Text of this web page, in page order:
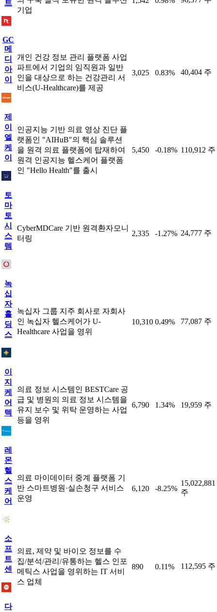
트
기업
GC
메
디
아
이
개인 건강 정보 관리 플랫폼 사업
파트에서 기업의 임직원과 일반
인을 대상으로 하는 건강관리 서
비스(U-Healthcare)를 제공
3,025 0.83% 40,404 주
제
이
엘
케
이
인공지능 기반 의료 영상 진단 플
랫폼인 "AIHuB"의 핵심 솔루션
을 원격 의료 플랫폼에 탑재하여
원격 인공지능 헬스케어 플랫폼
인 "Hello Health"를 출시
5,450 -0.18% 110,912 주
토
마
토
시
스
템
CyberMDCare 기반 원격환자모니
터링
2,335 -1.27% 24,777 주
녹
십
자
홀
딩
스
녹십자 그룹 지주 회사로 자회사
인 녹십자 헬스케어가 U-
Healthcare 사업을 영위
10,310 0.49% 77,087 주
이
지
케
어
텍
의료 정보 시스템인 BESTCare 공
급 및 병원의 의료 정보 시스템을
유지 보수 및 위탁 운영하는 사업
등을 영위
6,790 1.34% 19,959 주
레
몬
헬
스
케
어
의료 마이데이터 중계 플랫폼 기
반 스마트병원·실손청구 서비스
운영
6,120 -8.25%
15,022,881
주
소
프
트
센
의료, 제약 및 바이오 정보를 수
집/분석/관리/유통하는 헬스 인포
메틱스 사업을 영위하는 IT 서비
스 업체
890 0.11% 112,595 주
다